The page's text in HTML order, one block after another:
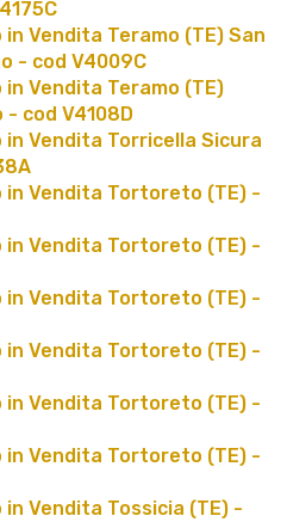
Vendita Teramo (TE) San
- cod V4009C
Vendita Teramo (TE)
cod V4108D
Vendita Torricella Sicura
Vendita Tortoreto (TE) -
Vendita Tortoreto (TE) -
Vendita Tortoreto (TE) -
Vendita Tortoreto (TE) -
Vendita Tortoreto (TE) -
Vendita Tortoreto (TE) -
Vendita Tossicia (TE) -